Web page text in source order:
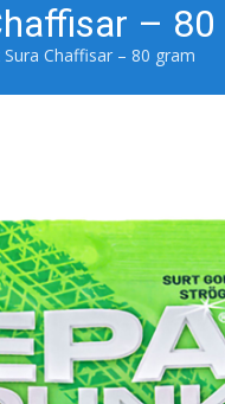
–
Sura Chaffisar – 80 gram